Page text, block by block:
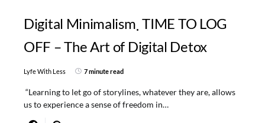
Digital Minimalism TIME TO LOG
OFF – The Art of Digital Detox
Lyfe With Less 7 minute read
“Learning to let go of storylines, whatever they are, allows
us to experience a sense of freedom in…